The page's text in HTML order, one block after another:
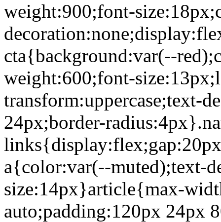
weight:900;font-
cta{background:var(--
weight:600;font-
transform:uppercase;text-
24px;border-
a{color:var(--muted);text-
size:14px}article{max-
auto;padding:120px 24px